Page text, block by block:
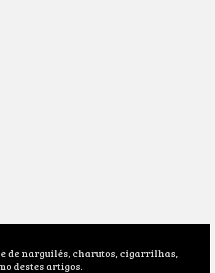
de narguilés, charutos, cigarrilhas,
destes artigos.